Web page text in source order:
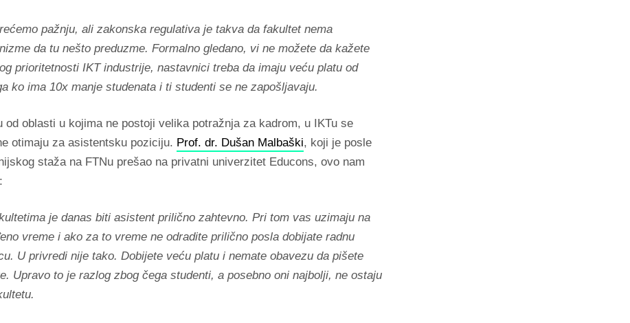
pažnju, ali zakonska regulativa je takva da fakultet nema
da tu nešto preduzme. Formalno gledano, vi ne možete da kažete
prioritetnosti IKT industrije, nastavnici treba da imaju veću platu od
ko ima 10x manje studenata i ti studenti se ne zapošljavaju.
od oblasti u kojima ne postoji velika potražnja za kadrom, u IKTu se
otimaju za asistentsku poziciju. Prof. dr. Dušan Malbaški, koji je posle
staža na FTNu prešao na privatni univerzitet Educons, ovo nam
je danas biti asistent prilično zahtevno. Pri tom vas uzimaju na
vreme i ako za to vreme ne odradite prilično posla dobijate radnu
U privredi nije tako. Dobijete veću platu i nemate obavezu da pišete
Upravo to je razlog zbog čega studenti, a posebno oni najbolji, ne ostaju